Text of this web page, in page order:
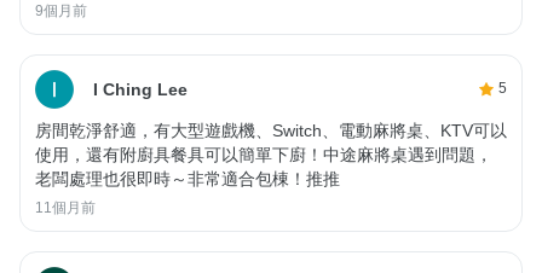
9個月前
I Ching Lee 5
房間乾淨舒適，有大型遊戲機、Switch、電動麻將桌、KTV可以
使用，還有附廚具餐具可以簡單下廚！中途麻將桌遇到問題，
老闆處理也很即時～非常適合包棟！推推
11個月前